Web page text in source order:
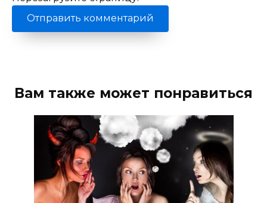
Вам также может понравиться